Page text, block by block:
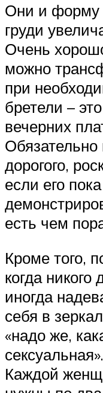
Они и форму
груди
Очень
можно
при
бретели –
вечерних
дорогого,
если его
есть чем
Кроме того,
когда
иногда
себя в
«надо же,
сексуальная».
Каждой